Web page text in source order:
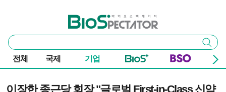
바이오스펙테이터
통
합
검
색
검색
전체 국제 기업
이장한 종근당 회장 "글로벌 First-in-Class 신약